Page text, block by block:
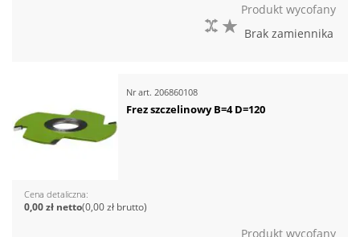
DO PORÓWNANIA
Produkt wycofany
Brak zamiennika
Nr art. 206860108
Frez szczelinowy B=4 D=120
Cena detaliczna
0,00 zł
0,00 zł
Produkt wycofany